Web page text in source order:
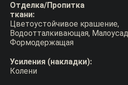
Отделка/Пропитка
ткани:
Цветоустойчивое крашение,
Водоотталкивающая,
Формодержащая
Усиления (накладки):
Колени